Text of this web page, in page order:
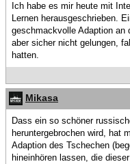
Ich habe es mir heute mit
Lernen herausgeschrieben.
geschmackvolle Adaption an
aber sicher nicht gelungen,
hatten.
Mikasa
Dass ein so schöner
heruntergebrochen wird, hat
Adaption des Tschechen
hineinhören lassen, die